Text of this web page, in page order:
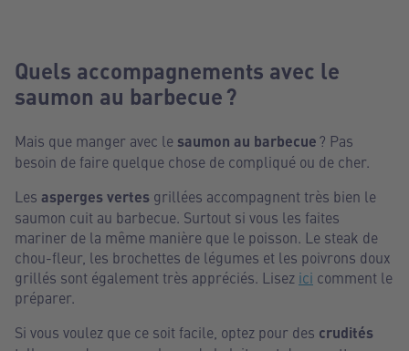
Quels accompagnements avec le
saumon au barbecue ?
Mais que manger avec le saumon au barbecue? Pas
besoin de faire quelque chose de compliqué ou de cher.
Les asperges vertes grillées accompagnent très bien le
saumon cuit au barbecue. Surtout si vous les faites
mariner de la même manière que le poisson. Le steak de
chou-fleur, les brochettes de légumes et les poivrons doux
grillés sont également très appréciés. Lisez ici comment le
préparer.
Si vous voulez que ce soit facile, optez pour des crudités